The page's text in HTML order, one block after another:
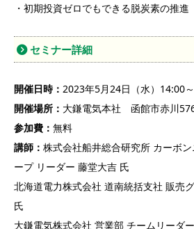
・初期投資ゼロでもできる脱炭素の推進
セミナー詳細
開催日時： 2023年5月24日（水）14:00
開催場所： 大鎌電気本社 函館市赤川
参加費： 無料
講師： 株式会社船井総合研究所 カーボ
ープ リーダー 藤堂大吉 氏
北海道電力株式会社 道南統括支社 販売
氏
大鎌電気株式会社 営業部 チームリーダ